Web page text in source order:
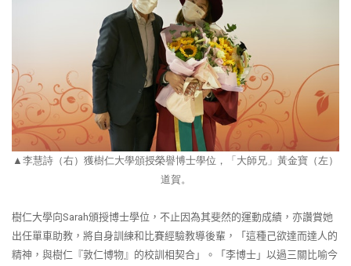
▲ 李慧詩（右）獲樹仁大學頒授榮譽博士學位，「大師兄」黃金寶（左）
道賀。
樹仁大學向Sarah頒授博士學位，不止因為其斐然的運動成績，亦讚賞她
出任單車助教，將自身訓練和比賽經驗教導後輩，「這種己欲達而達人的
精神，與樹仁『敦仁博物』的校訓相契合」。「李博士」以過三關比喻今